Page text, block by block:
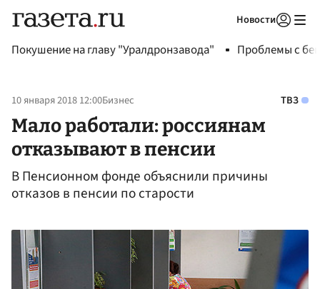
Новости
Покушение на главу "Уралдронзавода" Проблемы с
10 января 2018 12:00Бизнес ТВЗ
Мало работали: россиянам
отказывают в пенсии
В Пенсионном фонде объяснили причины
отказов в пенсии по старости